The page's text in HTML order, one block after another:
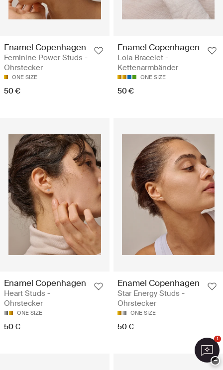
Enamel Copenhagen
Feminine Power Studs -
Ohrstecker
ONE SIZE
50 €
Enamel Copenhagen
Lola Bracelet -
Kettenarmbänder
ONE SIZE
50 €
Enamel Copenhagen
Heart Studs -
Ohrstecker
ONE SIZE
50 €
Enamel Copenhagen
Star Energy Studs -
Ohrstecker
ONE SIZE
50 €
1
−